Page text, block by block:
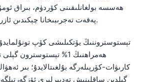
ھەسسە بولغانلىقىنى كۆردۈم، بىراق
پەقەت تەجرىبىخانا چېكىدىن ئازراقلا يۇقىرى قالغان.
ھەمراھنىڭ 1% تېستوسترون
كارىۋات-كۆرپىلەرگە بۇلغىتالايدۇ؛ بىر